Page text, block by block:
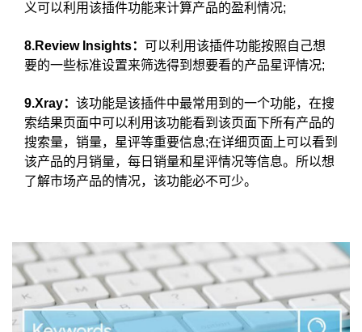
义可以利用该插件功能来计算产品的盈利情况;
8.Review Insights： 可以利用该插件功能按照自己想
要的一些标准设置来筛选得到想要看的产品星评情况;
9.Xray： 该功能是该插件中最常用到的一个功能，在搜
索结果页面中可以利用该功能看到该页面下所有产品的
搜索量，销量，星评等重要信息;在详细页面上可以看到
该产品的月销量，每日销量和星评情况等信息。所以想
了解市场产品的情况，该功能必不可少。